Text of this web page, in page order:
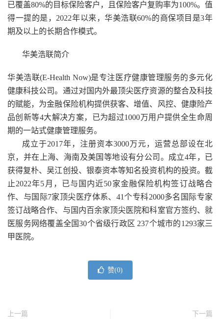
已覆盖80%的目标保险客户，且保险客户复购率为100%。值
得一提的是，2022年以来，华美浩联60%的商保项目是3年
期及以上的长期合作模式。
华美浩联简介
华美浩联(E-Health Now)是专注医疗健康管理服务的多元化
健康科技公司。通过对国内外最顶尖医疗资源的整合及科技
的赋能，为金融保险机构提供获客、增值、风控、健康险产
品创新等4大解决方案，已为超过1000万用户提供全生命周
期的一站式健康管理服务。
成立于2017年，注册资本3000万元，运营总部设在北
京，并在上海、海南及美国等地设有分公司。成立4年，已
获得复朴、吴江创投、银泰资本等知名投资机构的投资。截
止2022年5月，已与国内近50家金融保险机构签订战略合
作、与国际7家顶尖医疗体系、41个专科2000多名国际专家
签订战略合作、与国内百余家顶尖医院和科室官方签约、就
医服务网络覆盖全国30个省级行政区 237个城市的1293家三
甲医院。
赞(0)
上一篇 下一篇